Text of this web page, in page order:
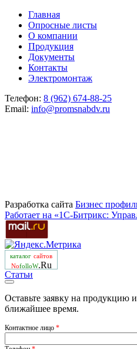
Главная
Опросные листы
О компании
Продукция
Документы
Контакты
Электромонтаж
Телефон: 8 (962) 674-88-25
Email: info@promsnabdv.ru
Разработка сайта Бизнеc
Работает на «1С-Битрикс:
каталог сайтов
NofolloW.Ru
Статьи
Оставьте заявку на продукцию
ближайшее время.
Контактное лицо *